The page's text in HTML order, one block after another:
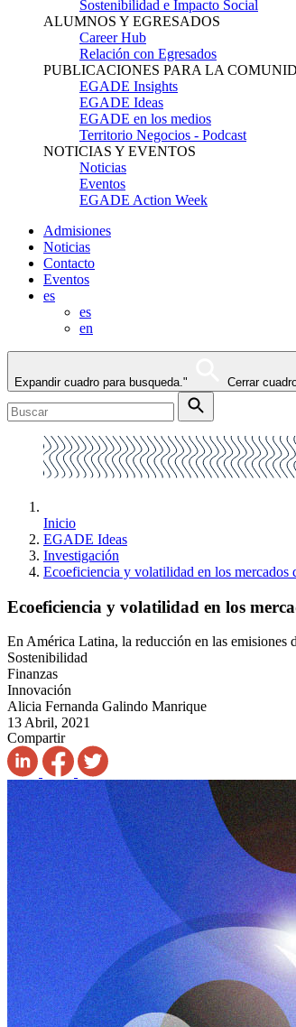
Sostenibilidad e Impacto Social
ALUMNOS Y EGRESADOS
Career Hub
Relación con Egresados
PUBLICACIONES PARA LA
EGADE Insights
EGADE Ideas
EGADE en los medios
Territorio Negocios - Podcast
NOTICIAS Y EVENTOS
Noticias
Eventos
EGADE Action Week
Admisiones
Noticias
Contacto
Eventos
es
es
en
Expandir cuadro para busqueda." Cerrar
Inicio
EGADE Ideas
Investigación
Ecoeficiencia y volatilidad en los mercados
Ecoeficiencia y volatilidad en los
En América Latina, la reducción en las
Sostenibilidad
Finanzas
Innovación
Alicia Fernanda Galindo Manrique
13 Abril, 2021
Compartir